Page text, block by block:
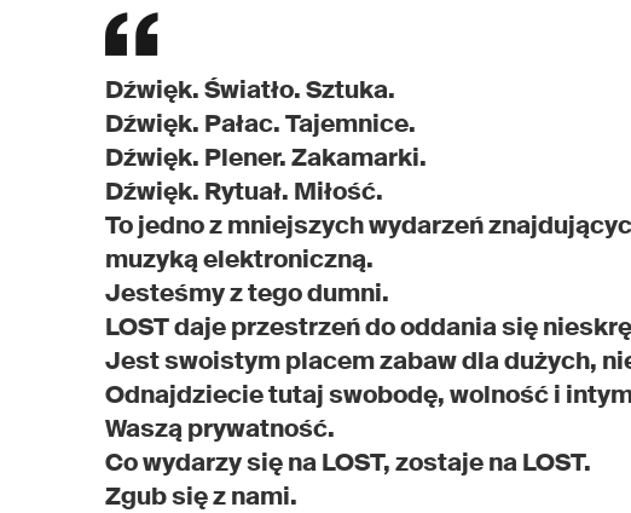
Dźwięk. Światło. Sztuka.
Dźwięk. Pałac. Tajemnice.
Dźwięk. Plener. Zakamarki.
Dźwięk. Rytuał. Miłość.
To jedno z mniejszych wydarzeń
muzyką elektroniczną.
Jesteśmy z tego dumni.
LOST daje przestrzeń do oddania się
Jest swoistym placem zabaw dla dużych,
Odnajdziecie tutaj swobodę, wolność i
Waszą prywatność.
Co wydarzy się na LOST, zostaje na LOST.
Zgub się z nami.